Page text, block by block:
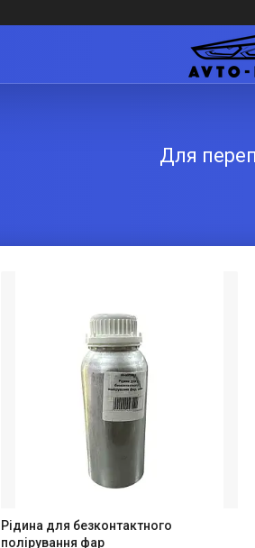
Для
Рідина для безконтактного
полірування фар